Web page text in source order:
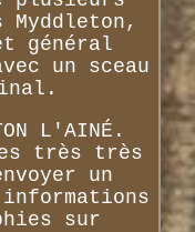
général
un sceau
L'AINÉ.
très très
un
sur